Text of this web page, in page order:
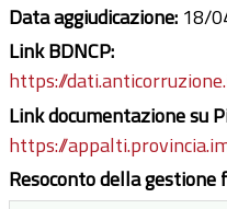
Data aggiudicazione: 18/
Link BDNCP:
https://
Link documentazione su
https://
Resoconto della